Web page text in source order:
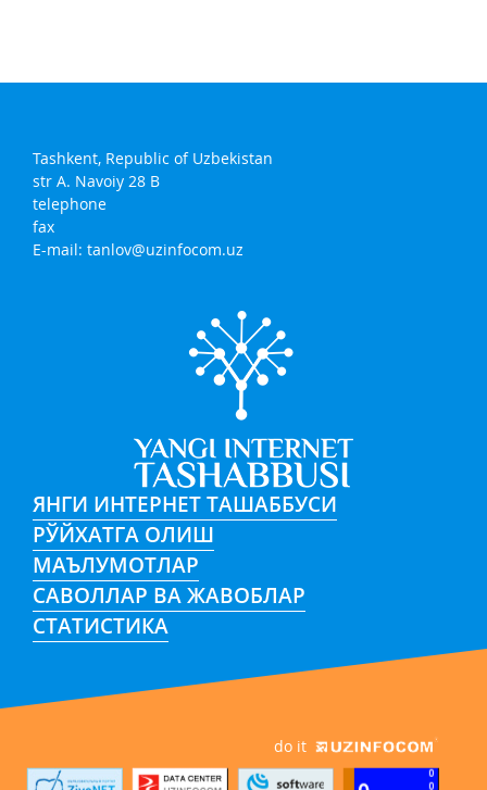
Tashkent, Republic of Uzbekistan
str A. Navoiy 28 B
telephone
fax
E-mail: tanlov@uzinfocom.uz
ЯНГИ ИНТЕРНЕТ ТАШАББУСИ
РЎЙХАТГА ОЛИШ
МАЪЛУМОТЛАР
САВОЛЛАР ВА ЖАВОБЛАР
СТАТИСТИКА
do it